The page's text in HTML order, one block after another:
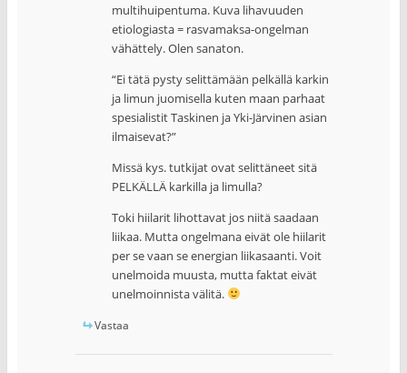
multihuipentuma. Kuva lihavuuden
etiologiasta = rasvamaksa-ongelman
vähättely. Olen sanaton.
“Ei tätä pysty selittämään pelkällä karkin
ja limun juomisella kuten maan parhaat
spesialistit Taskinen ja Yki-Järvinen asian
ilmaisevat?”
Missä kys. tutkijat ovat selittäneet sitä
PELKÄLLÄ karkilla ja limulla?
Toki hiilarit lihottavat jos niitä saadaan
liikaa. Mutta ongelmana eivät ole hiilarit
per se vaan se energian liikasaanti. Voit
unelmoida muusta, mutta faktat eivät
unelmoinnista välitä.
Vastaa